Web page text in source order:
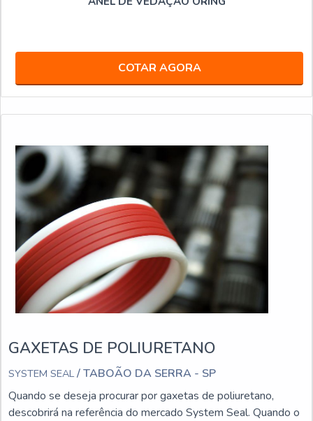
COTAR AGORA
GAXETAS DE POLIURETANO
SYSTEM SEAL / TABOÃO DA SERRA - SP
Quando se deseja procurar por gaxetas de poliuretano,
descobrirá na referência do mercado System Seal. Quando o